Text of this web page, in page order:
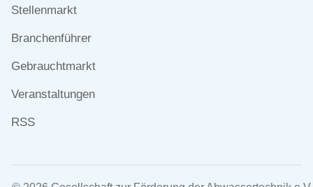
Stellenmarkt
Branchenführer
Gebrauchtmarkt
Veranstaltungen
RSS